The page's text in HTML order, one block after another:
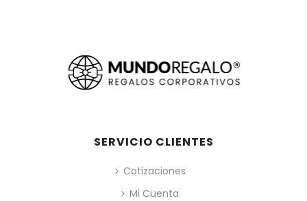
SERVICIO CLIENTES
Cotizaciones
Mi Cuenta